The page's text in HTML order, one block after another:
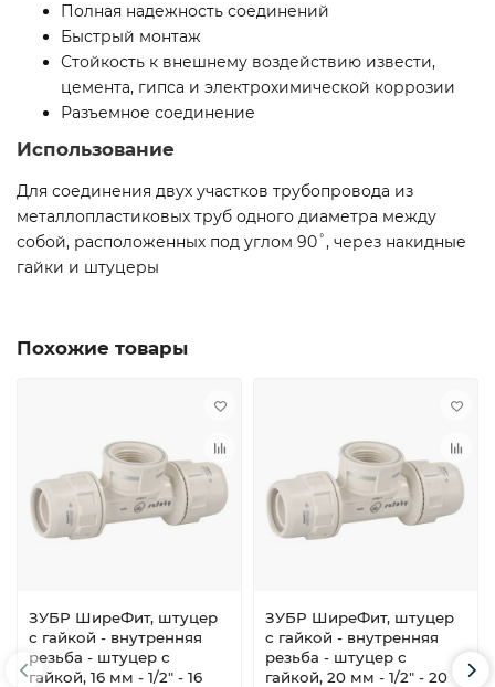
Полная надежность соединений
Быстрый монтаж
Стойкость к внешнему воздействию извести,
цемента, гипса и электрохимической коррозии
Разъемное соединение
Использование
Для соединения двух участков трубопровода из
металлопластиковых труб одного диаметра между
собой, расположенных под углом 90˚, через накидные
гайки и штуцеры
Похожие товары
ЗУБР ШиреФит, штуцер
с гайкой - внутренняя
резьба - штуцер с
гайкой, 16 мм - 1/2″ - 16
ЗУБР ШиреФит, штуцер
с гайкой - внутренняя
резьба - штуцер с
гайкой, 20 мм - 1/2″ - 20